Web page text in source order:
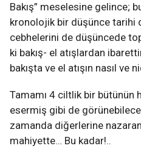
Bakış” meselesine gelince;
kronolojik bir düşünce tarihi
cebhelerini de düşüncede
ki bakış- el atışlardan
bakışta ve el atışın nasıl ve
Tamamı 4 ciltlik bir bütünün
esermiş gibi de
zamanda diğerlerine
mahiyette… Bu kadar!..